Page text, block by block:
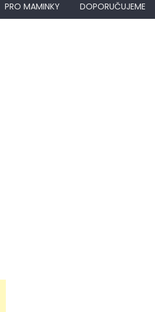
PRO MAMINKY DOPORUČUJEME